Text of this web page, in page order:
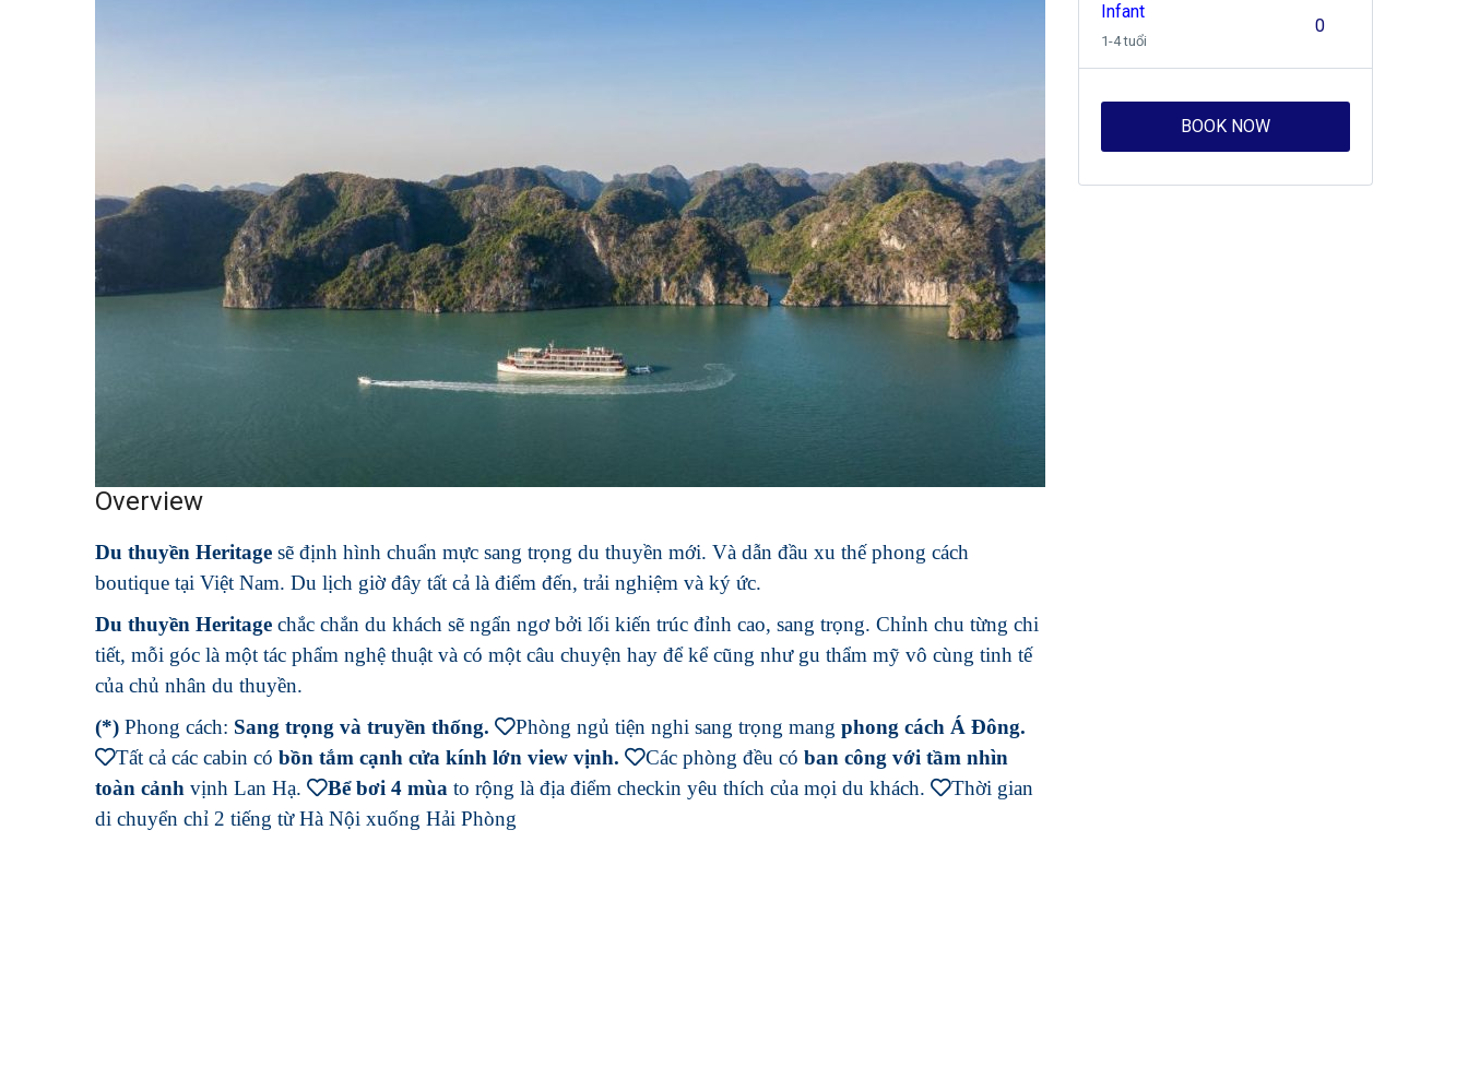
Overview
Du thuyền Heritage sẽ định hình chuẩn mực sang trọng du thuyền mới. Và dẫn đầu xu thế phong cách
boutique tại Việt Nam. Du lịch giờ đây tất cả là điểm đến, trải nghiệm và ký ức.
Du thuyền Heritage chắc chắn du khách sẽ ngẩn ngơ bởi lối kiến trúc đỉnh cao, sang trọng. Chỉnh chu từng chi
tiết, mỗi góc là một tác phẩm nghệ thuật và có một câu chuyện hay để kể cũng như gu thẩm mỹ vô cùng tinh tế
của chủ nhân du thuyền.
(*) Phong cách: Sang trọng và truyền thống. Phòng ngủ tiện nghi sang trọng mang phong cách Á Đông.
Tất cả các cabin có bồn tắm cạnh cửa kính lớn view vịnh. Các phòng đều có ban công với tầm nhìn
toàn cảnh vịnh Lan Hạ. Bể bơi 4 mùa to rộng là địa điểm checkin yêu thích của mọi du khách.
Thời gian
di chuyển chỉ 2 tiếng từ Hà Nội xuống Hải Phòng
Infant
1-4 tuổi
BOOK NOW